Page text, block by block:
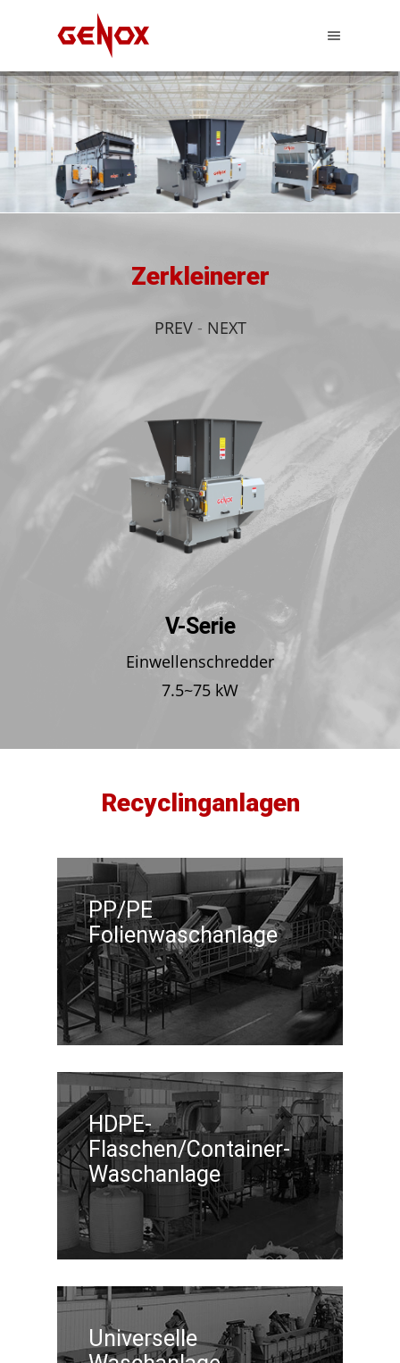
Zerkleinerer
PREV- NEXT
V-Serie
Einwellenschredder
7.5~75 kW
Recyclinganlagen
PP/PE
Folienwaschanlage
HDPE-
Flaschen/Container-
Waschanlage
Universelle